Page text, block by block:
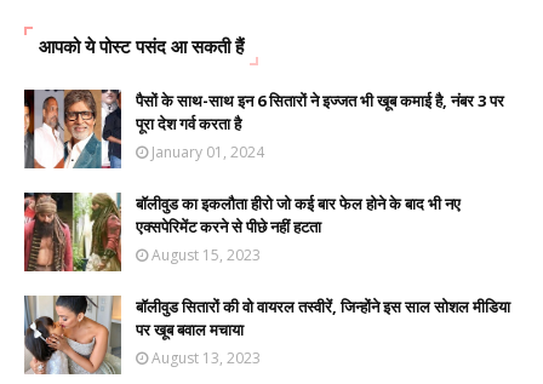
आपको ये पोस्ट पसंद आ सकती हैं
पैसों के साथ-साथ इन 6 सितारों ने इज्जत भी खूब कमाई है, नंबर 3 पर
पूरा देश गर्व करता है
January 01, 2024
बॉलीवुड का इकलौता हीरो जो कई बार फेल होने के बाद भी नए
एक्सपेरिमेंट करने से पीछे नहीं हटता
August 15, 2023
बॉलीवुड सितारों की वो वायरल तस्वीरें, जिन्होंने इस साल सोशल मीडिया
पर खूब बवाल मचाया
August 13, 2023